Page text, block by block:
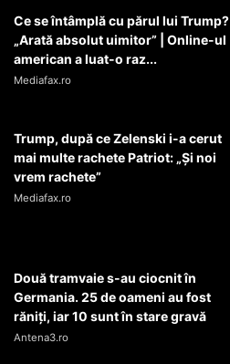
Ce se întâmplă cu părul lui Trump?
„Arată absolut uimitor” | Online-ul
american a luat-o raz...
Mediafax.ro
Trump, după ce Zelenski i-a cerut
mai multe rachete Patriot: „Și noi
vrem rachete”
Mediafax.ro
Două tramvaie s-au ciocnit în
Germania. 25 de oameni au fost
răniți, iar 10 sunt în stare gravă
Antena3.ro